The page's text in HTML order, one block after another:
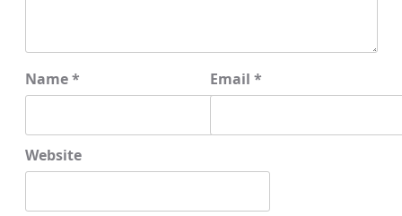
Name* Email *
Website